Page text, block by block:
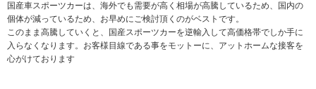
国産車スポーツカーは、海外でも需要が高く相場が高騰しているため、国内の
個体が減っているため、お早めにご検討頂くのがベストです。
このまま高騰していくと、国産スポーツカーを逆輸入して高価格帯でしか手に
入らなくなります。お客様目線である事をモットーに、アットホームな接客を
心がけております